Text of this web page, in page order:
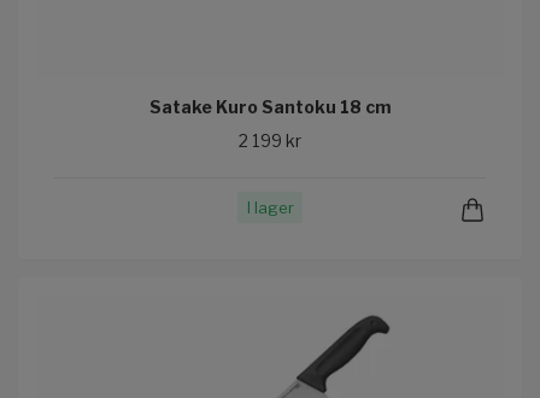
Satake Kuro Santoku 18 cm
2 199 kr
I lager